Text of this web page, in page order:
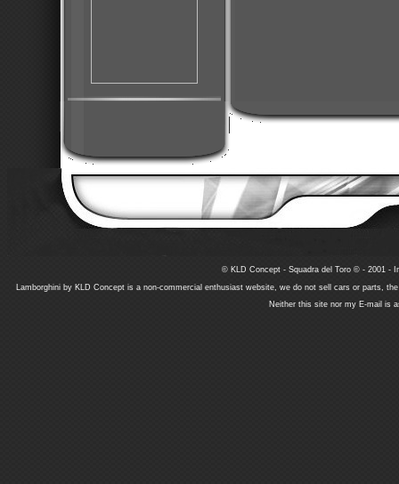
© KLD Concept - Squadra del Toro © - 2001 -
Lamborghini by KLD Concept is a non-commercial enthusiast website, we do not sell cars or parts,
Neither this site nor my E-mail is